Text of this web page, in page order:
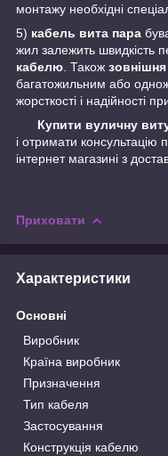
монтажу необхідні
5) кабель вита пара
жил залежить швидкість
кабелю . Також
багатожильним або
жорсткості і надійності
Купити вуличну
і отримати консультацію
інтернет магазині з
Приховати
Характеристики
Основні
Виробник
Країна виробник
Призначення
Тип кабеля
Застосування
Конструкція кабелю